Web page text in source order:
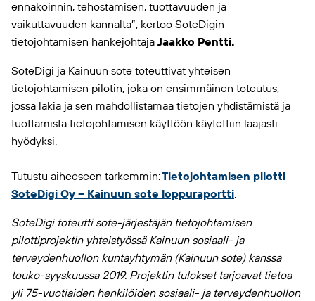
ennakoinnin, tehostamisen, tuottavuuden ja
vaikuttavuuden kannalta”, kertoo SoteDigin
tietojohtamisen hankejohtaja Jaakko Pentti.
SoteDigi ja Kainuun sote toteuttivat yhteisen
tietojohtamisen pilotin, joka on ensimmäinen toteutus,
jossa lakia ja sen mahdollistamaa tietojen yhdistämistä ja
tuottamista tietojohtamisen käyttöön käytettiin laajasti
hyödyksi.
Tutustu aiheeseen tarkemmin:Tietojohtamisen pilotti
SoteDigi Oy – Kainuun sote loppuraportti.
SoteDigi toteutti sote-järjestäjän tietojohtamisen
pilottiprojektin yhteistyössä Kainuun sosiaali- ja
terveydenhuollon kuntayhtymän (Kainuun sote) kanssa
touko-syyskuussa 2019. Projektin tulokset tarjoavat tietoa
yli 75-vuotiaiden henkilöiden sosiaali- ja terveydenhuollon